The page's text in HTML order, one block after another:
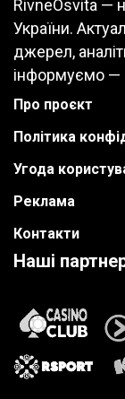
RivneOsvita —
України.
джерел,
інформуємо —
Про проєкт
Політика
Угода
Реклама
Контакти
Наші